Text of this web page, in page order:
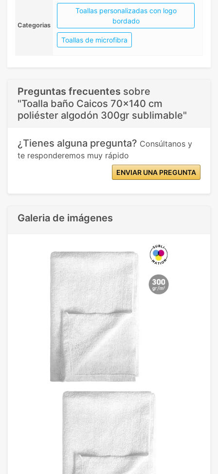
Categorias
Toallas personalizadas con logo
bordado
Toallas de microfibra
Preguntas frecuentes sobre
"Toalla baño Caicos 70x140 cm
poliéster algodón 300gr sublimable"
¿Tienes alguna pregunta? Consúltanos y
te responderemos muy rápido
ENVIAR UNA PREGUNTA
Galeria de imágenes